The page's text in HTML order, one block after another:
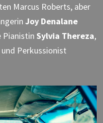
Marcus Roberts, aber
Joy Denalane
Pianistin Sylvia Thereza,
und Perkussionist